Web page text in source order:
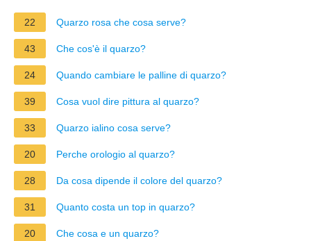
22 Quarzo rosa che cosa serve?
43 Che cos'è il quarzo?
24 Quando cambiare le palline di quarzo?
39 Cosa vuol dire pittura al quarzo?
33 Quarzo ialino cosa serve?
20 Perche orologio al quarzo?
28 Da cosa dipende il colore del quarzo?
31 Quanto costa un top in quarzo?
20 Che cosa e un quarzo?